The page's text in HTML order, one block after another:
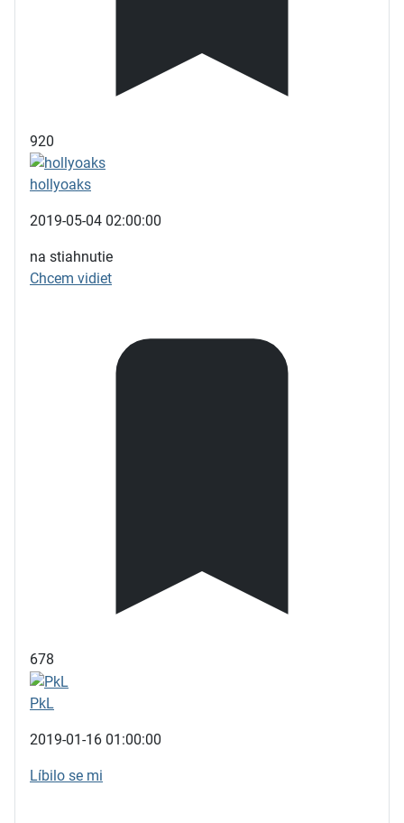
920
hollyoaks
2019-05-04 02:00:00
na stiahnutie
Chcem vidiet
678
PkL
2019-01-16 01:00:00
Líbilo se mi